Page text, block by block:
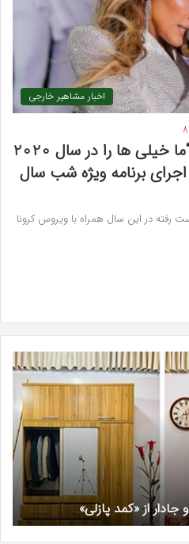
اخبار مشاهیر خارجی
جنیفر لوپز در حال گفتن “ما خیلی ها را در سال 2020
برنامه ویژه شب سال
رفته در این سال همراه با ویروس کرونا
از «کمد پازلی»
در